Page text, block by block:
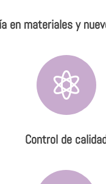
en materiales y

Control de